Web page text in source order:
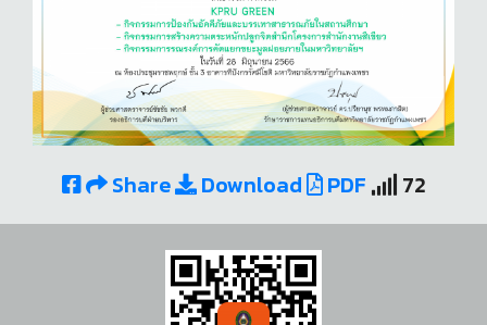
Share Download PDF 72